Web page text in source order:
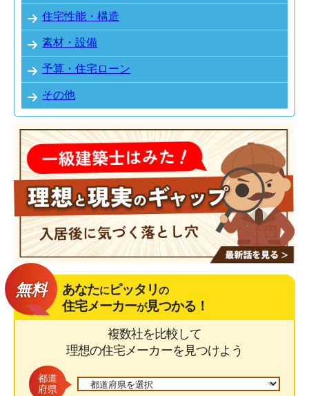
住宅性能・構造
素材・設備
予算・住宅ローン
その他
無料 あなたにピッタリの
住宅メーカーが見つかる！
複数社を比較して
理想の住宅メーカーを見つけよう
都道
府県